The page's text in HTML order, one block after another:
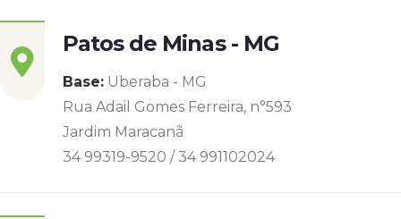
Patos de Minas - MG
Base: Uberaba - MG
Rua Adail Gomes Ferreira, n°593
Jardim Maracanã
34 99319-9520 / 34 991102024